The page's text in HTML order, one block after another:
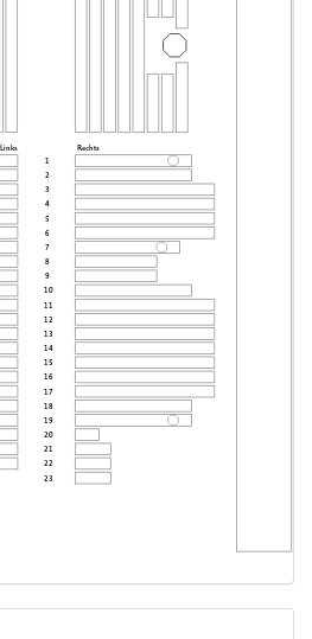
Links Rechts
1
2
3
4
5
6
7
8
9
10
11
12
13
14
15
16
17
18
19
20
21
22
23